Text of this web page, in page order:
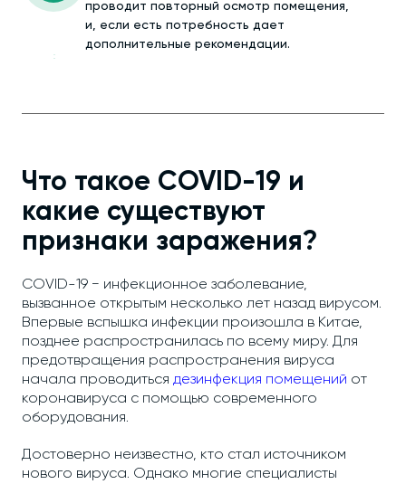
проводит повторный осмотр помещения,
и, если есть потребность дает
дополнительные рекомендации.
Что такое COVID-19 и
какие существуют
признаки заражения?
COVID-19 − инфекционное заболевание,
вызванное открытым несколько лет назад вирусом.
Впервые вспышка инфекции произошла в Китае,
позднее распространилась по всему миру. Для
предотвращения распространения вируса
начала проводиться дезинфекция помещений от
коронавируса с помощью современного
оборудования.
Достоверно неизвестно, кто стал источником
нового вируса. Однако многие специалисты